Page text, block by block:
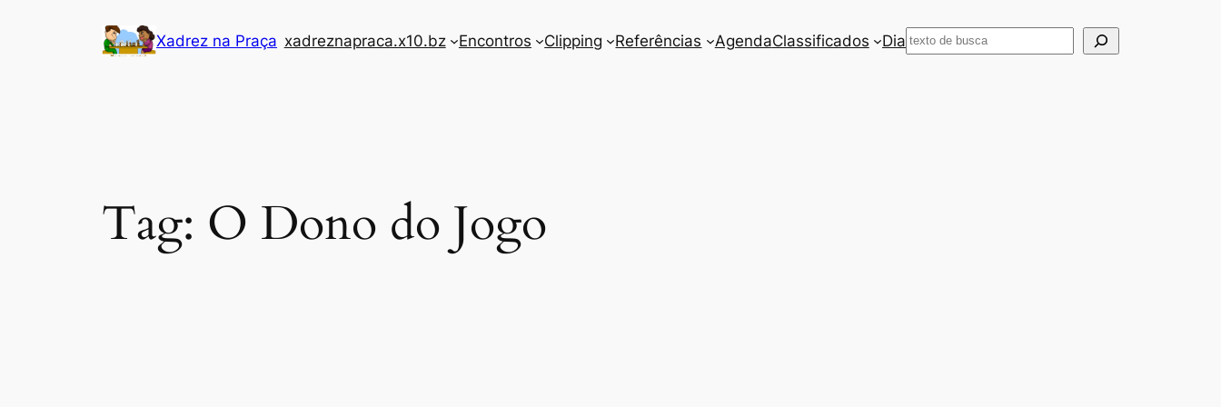
Xadrez na Praça xadreznapraca.x10.bz Encontros Clipping Referências AgendaClassificados Dia Pesquisar
Tag: O Dono do Jogo